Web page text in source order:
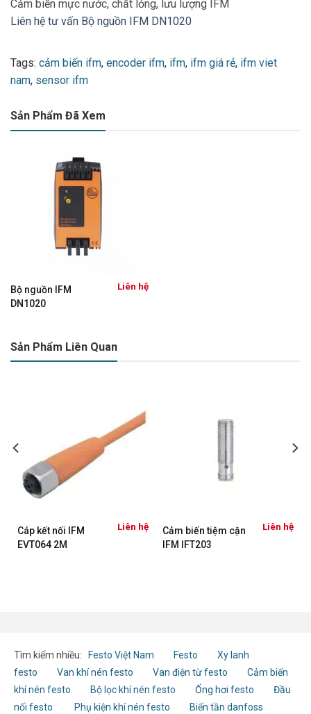
Cảm biến mực nước, chất lỏng, lưu lượng IFM
Liên hệ tư vấn Bộ nguồn IFM DN1020
Tags: cảm biến ifm, encoder ifm, ifm, ifm giá rẻ, ifm viet
nam, sensor ifm
Sản Phẩm Đã Xem
Bộ nguồn IFM
DN1020
Liên hệ
Sản Phẩm Liên Quan
Cáp kết nối IFM
EVT064 2M
Liên hệ
Cảm biến tiệm cận
IFM IFT203
Liên hệ
Tìm kiếm nhiều: Festo Việt Nam Festo
Xy lanh
festo
Van khí nén festo Van điện từ festo
Cảm biến
khí nén festo
Bộ lọc khí nén festo Ống hơi festo
Đầu
nối festo
Phụ kiện khí nén festo
Biến tần danfoss